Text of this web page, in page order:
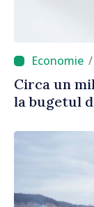
Circa un
la bugetul